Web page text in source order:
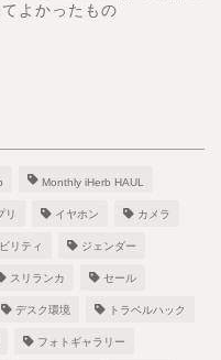
よかったもの
Monthly iHerb HAUL
リ イヤホン カメラ
リティ ジェンダー
スリランカ セール
デスク環境 トラベルハック
フォトギャラリー